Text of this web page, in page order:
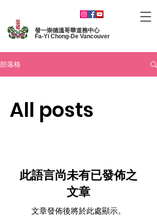
發一崇德溫哥華道務中心
Fa-Yi Chong-De Vancouver
部落格
All posts
此語言尚未有已發佈之
文章
文章發佈後將於此處顯示。